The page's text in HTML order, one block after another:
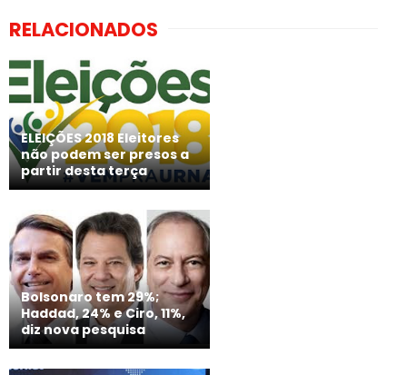
RELACIONADOS
ELEIÇÕES 2018 Eleitores
não podem ser presos a
partir desta terça
Bolsonaro tem 29%;
Haddad, 24% e Ciro, 11%,
diz nova pesquisa